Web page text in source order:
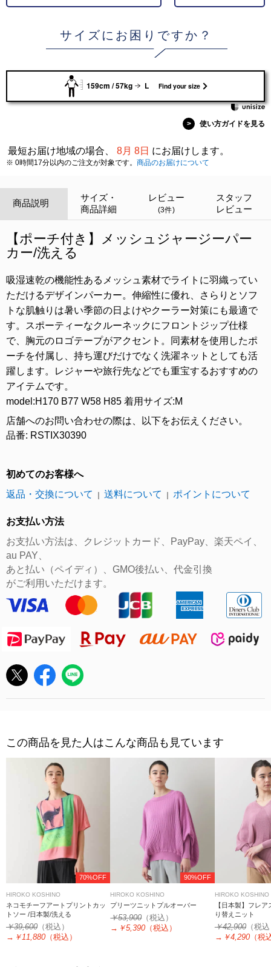
サイズにお困りですか？
159cm / 57kg L Find your size
> 使い方ガイドを見る
最短お届け地域の場合、 8月 8日 にお届けします。
※ 0時間17分以内のご注文が対象です。 商品のお届けについて
商品説明
サイズ・
商品詳細
レビュー
(3件)
スタッフ
レビュー
【ポーチ付き】メッシュジャージーパー
カー/洗える
吸湿速乾の機能性あるメッシュ素材でライトに羽織ってい
ただけるデザインパーカー。伸縮性に優れ、さらりとソフ
トな肌触りは暑い季節の日よけやクーラー対策にも最適で
す。スポーティーなクルーネックにフロントジップ仕様
で、胸元のロゴテープがアクセント。同素材を使用したポ
ーチを付属し、持ち運びだけでなく洗濯ネットとしても活
躍します。レジャーや旅行先などでも重宝するおすすめの
アイテムです。
model:H170 B77 W58 H85 着用サイズ:M
店舗へのお問い合わせの際は、以下をお伝えください。
品番: RSTIX30390
初めてのお客様へ
返品・交換について
｜ 送料について ｜ ポイントについて
お支払い方法
お支払い方法は、クレジットカード、PayPay、楽天ペイ、
au PAY、
あと払い（ペイディ）、GMO後払い、代金引換
がご利用いただけます。
この商品を見た人はこんな商品も見ています
70%OFF
HIROKO KOSHINO
ネコモチーフアートプリントカッ
トソー /日本製/洗える
￥39,600 （税込）
→ ￥11,880 （税込）
90%OFF
HIROKO KOSHINO
プリーツニットプルオーバー
￥53,900（税込）
→ ￥5,390 （税込）
HIROKO KOSHINO
【日本製】フレ
り替えニット
￥42,900（税
→ ￥4,290（税